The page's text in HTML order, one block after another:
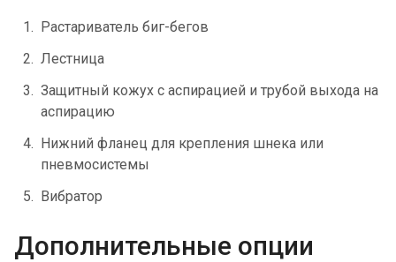
Растариватель биг-бегов
Лестница
Защитный кожух с аспирацией и трубой выхода на
аспирацию
Нижний фланец для крепления шнека или
пневмосистемы
Вибратор
Дополнительные опции